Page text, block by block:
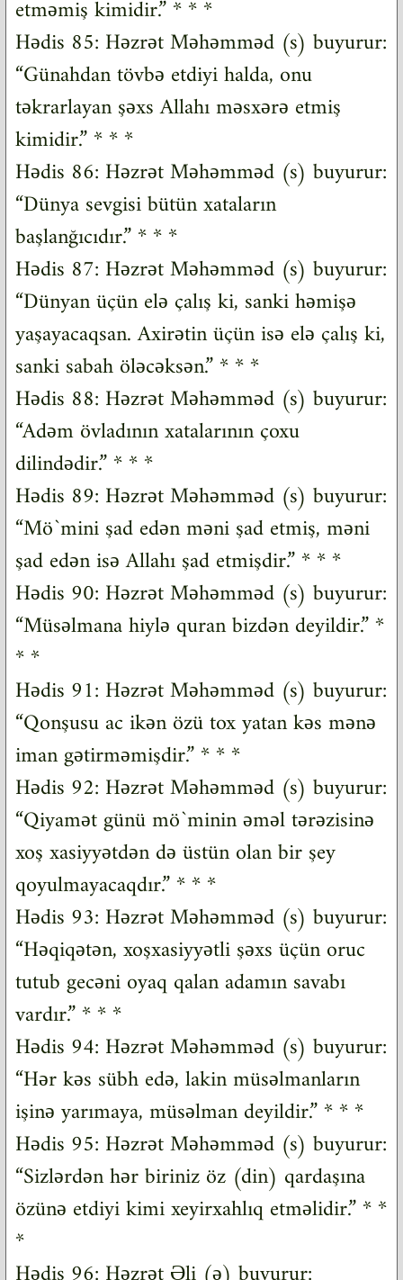
etməmiş kimidir.” * * *
Hədis 85: Həzrət Məhəmməd (s) buyurur:
“Günahdan tövbə etdiyi halda, onu
təkrarlayan şəxs Allahı məsxərə etmiş
kimidir.” * * *
Hədis 86: Həzrət Məhəmməd (s) buyurur:
“Dünya sevgisi bütün xataların
başlanğıcıdır.” * * *
Hədis 87: Həzrət Məhəmməd (s) buyurur:
“Dünyan üçün elə çalış ki, sanki həmişə
yaşayacaqsan. Axirətin üçün isə elə çalış ki,
sanki sabah öləcəksən.” * * *
Hədis 88: Həzrət Məhəmməd (s) buyurur:
“Adəm övladının xatalarının çoxu
dilindədir.” * * *
Hədis 89: Həzrət Məhəmməd (s) buyurur:
“Mö`mini şad edən məni şad etmiş, məni
şad edən isə Allahı şad etmişdir.” * * *
Hədis 90: Həzrət Məhəmməd (s) buyurur:
“Müsəlmana hiylə quran bizdən deyildir.” *
* *
Hədis 91: Həzrət Məhəmməd (s) buyurur:
“Qonşusu ac ikən özü tox yatan kəs mənə
iman gətirməmişdir.” * * *
Hədis 92: Həzrət Məhəmməd (s) buyurur:
“Qiyamət günü mö`minin əməl tərəzisinə
xoş xasiyyətdən də üstün olan bir şey
qoyulmayacaqdır.” * * *
Hədis 93: Həzrət Məhəmməd (s) buyurur:
“Həqiqətən, xoşxasiyyətli şəxs üçün oruc
tutub gecəni oyaq qalan adamın savabı
vardır.” * * *
Hədis 94: Həzrət Məhəmməd (s) buyurur:
“Hər kəs sübh edə, lakin müsəlmanların
işinə yarımaya, müsəlman deyildir.” * * *
Hədis 95: Həzrət Məhəmməd (s) buyurur:
“Sizlərdən hər biriniz öz (din) qardaşına
özünə etdiyi kimi xeyirxahlıq etməlidir.” * *
*